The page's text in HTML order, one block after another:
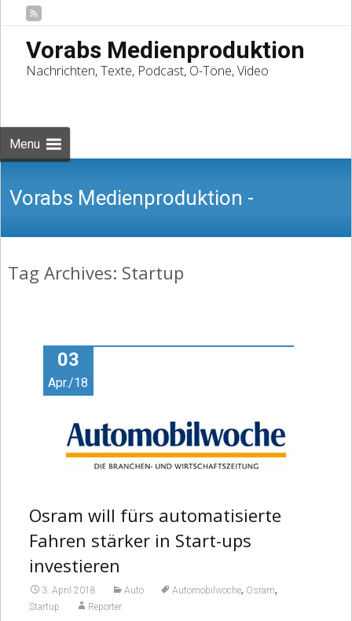
Vorabs Medienproduktion
Nachrichten, Texte, Podcast, O-Töne, Video
Menu
Vorabs Medienproduktion -
Nachrichten, Texte, Podcast, O-Töne,
Video
Tag Archives: Startup
03
Apr./18
Osram will fürs automatisierte
Fahren stärker in Start-ups
investieren
3. April 2018 Auto Automobilwoche, Osram,
Startup Reporter